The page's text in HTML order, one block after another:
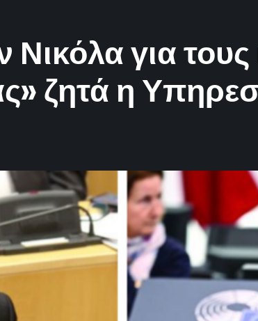
Νικόλα για
ζητά η